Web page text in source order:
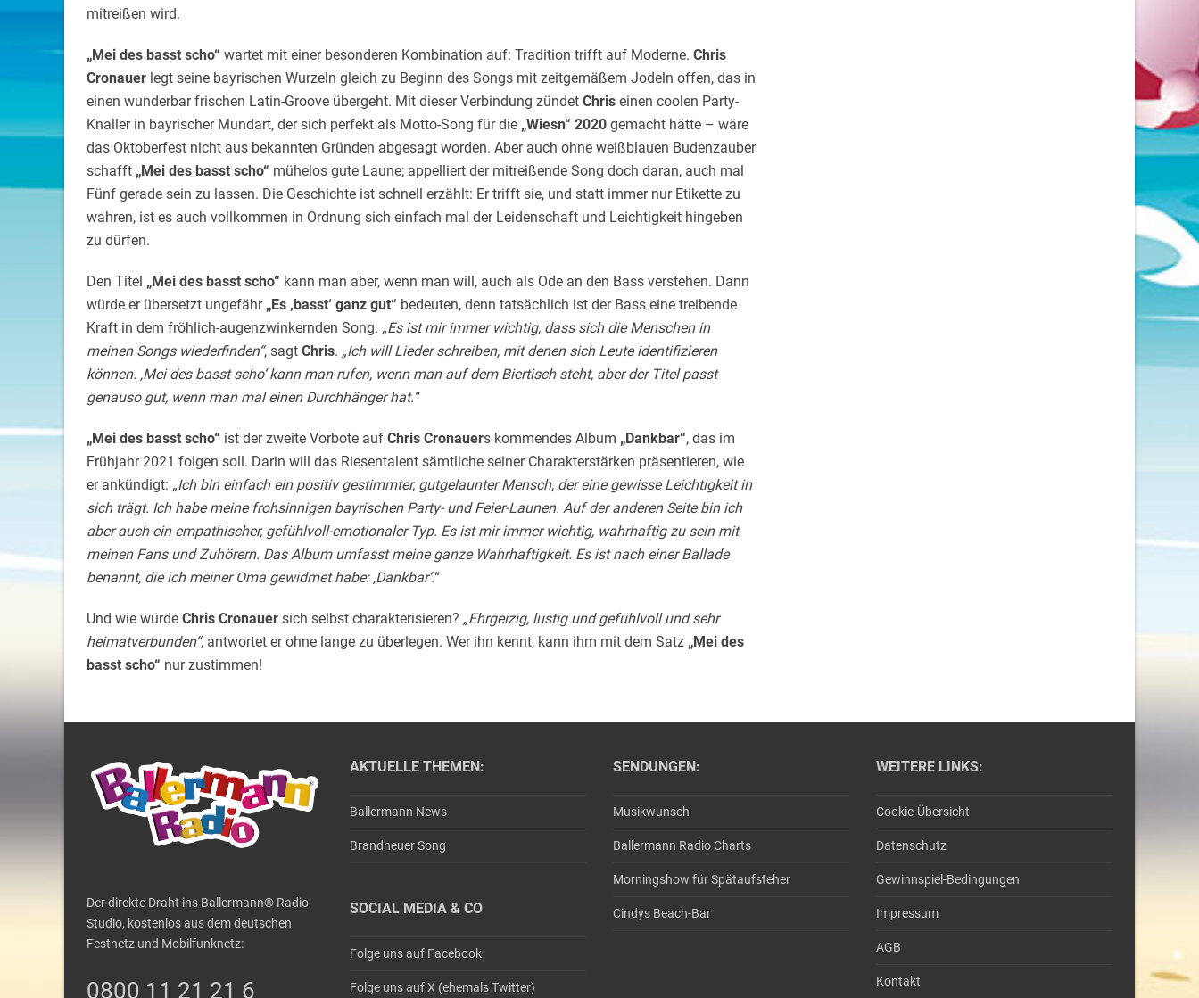
mitreißen wird.
„Mei des basst scho“ wartet mit einer besonderen Kombination auf: Tradition trifft auf Moderne. Chris
Cronauer legt seine bayrischen Wurzeln gleich zu Beginn des Songs mit zeitgemäßem Jodeln offen, das in
einen wunderbar frischen Latin-Groove übergeht. Mit dieser Verbindung zündet Chris einen coolen Party-
Knaller in bayrischer Mundart, der sich perfekt als Motto-Song für die „Wiesn“ 2020 gemacht hätte – wäre
das Oktoberfest nicht aus bekannten Gründen abgesagt worden. Aber auch ohne weißblauen Budenzauber
schafft „Mei des basst scho“ mühelos gute Laune; appelliert der mitreißende Song doch daran, auch mal
Fünf gerade sein zu lassen. Die Geschichte ist schnell erzählt: Er trifft sie, und statt immer nur Etikette zu
wahren, ist es auch vollkommen in Ordnung sich einfach mal der Leidenschaft und Leichtigkeit hingeben
zu dürfen.
Den Titel „Mei des basst scho“ kann man aber, wenn man will, auch als Ode an den Bass verstehen. Dann
würde er übersetzt ungefähr„Es ‚basst‘ ganz gut“ bedeuten, denn tatsächlich ist der Bass eine treibende
Kraft in dem fröhlich-augenzwinkernden Song. „Es ist mir immer wichtig, dass sich die Menschen in
meinen Songs wiederfinden“, sagt Chris. „Ich will Lieder schreiben, mit denen sich Leute identifizieren
können. ‚Mei des basst scho‘ kann man rufen, wenn man auf dem Biertisch steht, aber der Titel passt
genauso gut, wenn man mal einen Durchhänger hat.“
„Mei des basst scho“ ist der zweite Vorbote auf Chris Cronauers kommendes Album „Dankbar“, das im
Frühjahr 2021 folgen soll. Darin will das Riesentalent sämtliche seiner Charakterstärken präsentieren, wie
er ankündigt: „Ich bin einfach ein positiv gestimmter, gutgelaunter Mensch, der eine gewisse Leichtigkeit in
sich trägt. Ich habe meine frohsinnigen bayrischen Party- und Feier-Launen. Auf der anderen Seite bin ich
aber auch ein empathischer, gefühlvoll-emotionaler Typ. Es ist mir immer wichtig, wahrhaftig zu sein mit
meinen Fans und Zuhörern. Das Album umfasst meine ganze Wahrhaftigkeit. Es ist nach einer Ballade
benannt, die ich meiner Oma gewidmet habe: ‚Dankbar‘.“
Und wie würde Chris Cronauer sich selbst charakterisieren? „Ehrgeizig, lustig und gefühlvoll und sehr
heimatverbunden“, antwortet er ohne lange zu überlegen. Wer ihn kennt, kann ihm mit dem Satz „Mei des
basst scho“ nur zustimmen!
Der direkte Draht ins Ballermann® Radio
Studio, kostenlos aus dem deutschen
Festnetz und Mobilfunknetz:
0800 11 21 21 6
AKTUELLE THEMEN:
Ballermann News
Brandneuer Song
SOCIAL MEDIA & CO
Folge uns auf Facebook
Folge uns auf X (ehemals Twitter)
SENDUNGEN:
Musikwunsch
Ballermann Radio Charts
Morningshow für Spätaufsteher
Cindys Beach-Bar
WEITERE LINKS:
Cookie-Übersicht
Datenschutz
Gewinnspiel-Bedingungen
Impressum
AGB
Kontakt